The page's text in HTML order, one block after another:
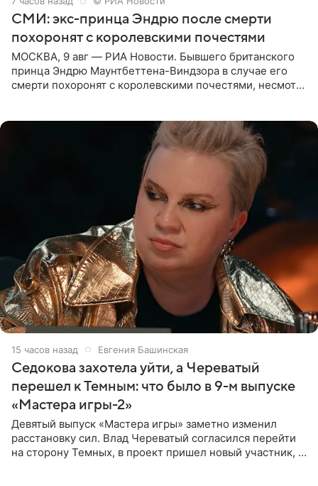
СМИ: экс-принца Эндрю после смерти
похоронят с королевскими почестями
МОСКВА, 9 авг — РИА Новости. Бывшего британского
принца Эндрю Маунтбеттена-Виндзора в случае его
смерти похоронят с королевскими почестями, несмотря
15 часов назад Евгения Башинская
Седокова захотела уйти, а Череватый
перешел к Темным: что было в 9-м выпуске
«Мастера игры-2»
Девятый выпуск «Мастера игры» заметно изменил
расстановку сил. Влад Череватый согласился перейти
на сторону Темных, в проект пришел новый участник, а